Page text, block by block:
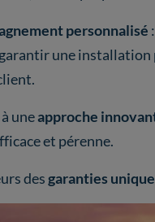
personnalisé
une
uneapproche
et pérenne.
desgaranties